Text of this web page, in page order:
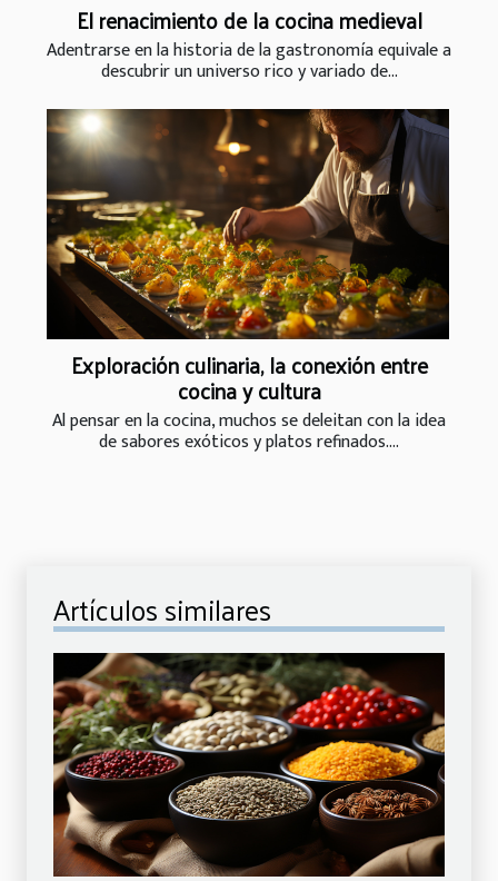
El renacimiento de la cocina medieval
Adentrarse en la historia de la gastronomía equivale a
descubrir un universo rico y variado de...
Exploración culinaria, la conexión entre
cocina y cultura
Al pensar en la cocina, muchos se deleitan con la idea
de sabores exóticos y platos refinados....
Artículos similares